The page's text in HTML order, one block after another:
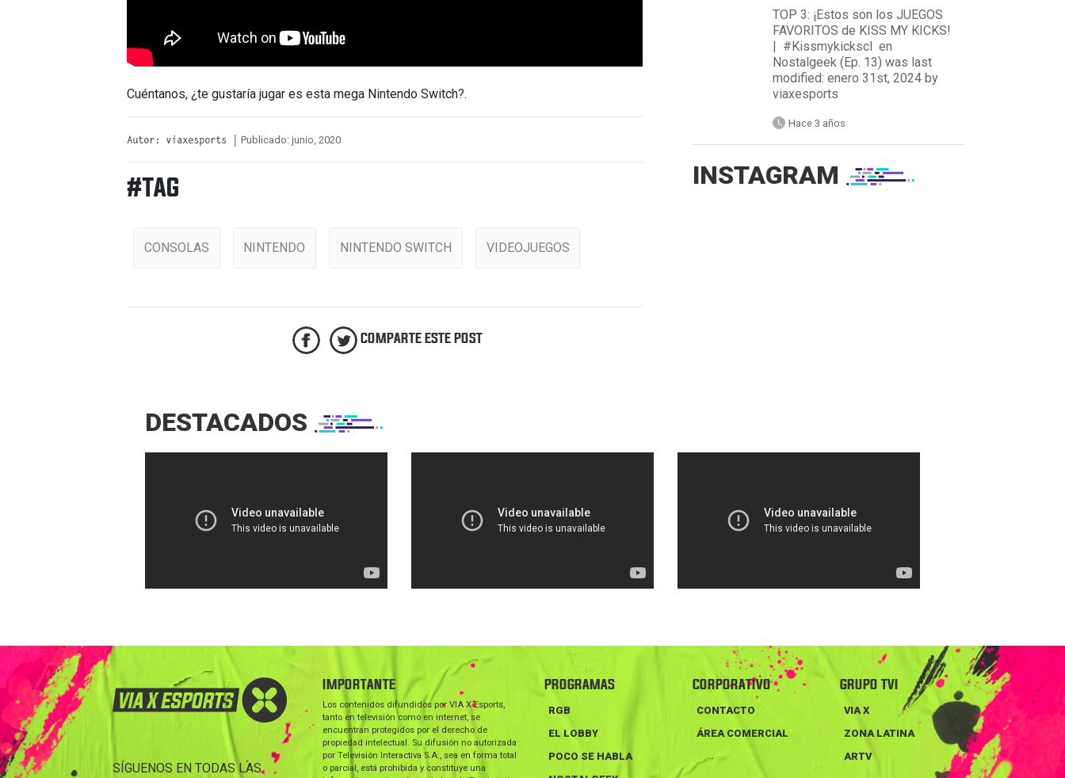
Cuéntanos, ¿te gustaría jugar es esta mega Nintendo Switch?.
Autor: viaxesports | Publicado: junio, 2020
#TAG
CONSOLAS NINTENDO NINTENDO SWITCH VIDEOJUEGOS
COMPARTE ESTE POST
TOP 3: ¡Estos son los JUEGOS
FAVORITOS de KISS MY KICKS!
| #Kissmykickscl en
Nostalgeek (Ep. 13) was last
modified: enero 31st, 2024 by
viaxesports
Hace 3 años
INSTAGRAM
DESTACADOS
SÍGUENOS EN TODAS LAS
IMPORTANTE
Los contenidos difundidos por VIA X Esports,
tanto en televisión como en internet, se
encuentran protegidos por el derecho de
propiedad intelectual. Su difusión no autorizada
por Televisión Interactiva S.A., sea en forma total
o parcial, está prohibida y constituye una
PROGRAMAS
RGB
EL LOBBY
POCO SE HABLA
CORPORATIVO
CONTACTO
ÁREA COMERCIAL
GRUPO TVI
VIA X
ZONA LATINA
ARTV